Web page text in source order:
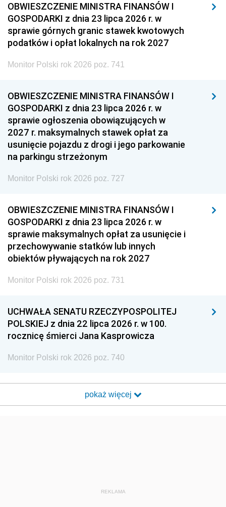
OBWIESZCZENIE MINISTRA FINANSÓW I
GOSPODARKI z dnia 23 lipca 2026 r. w
sprawie górnych granic stawek kwotowych
podatków i opłat lokalnych na rok 2027
Monitor Polski rok 2026 poz. 741
OBWIESZCZENIE MINISTRA FINANSÓW I
GOSPODARKI z dnia 23 lipca 2026 r. w
sprawie ogłoszenia obowiązujących w
2027 r. maksymalnych stawek opłat za
usunięcie pojazdu z drogi i jego parkowanie
na parkingu strzeżonym
Monitor Polski rok 2026 poz. 727
OBWIESZCZENIE MINISTRA FINANSÓW I
GOSPODARKI z dnia 23 lipca 2026 r. w
sprawie maksymalnych opłat za usunięcie i
przechowywanie statków lub innych
obiektów pływających na rok 2027
Monitor Polski rok 2026 poz. 731
UCHWAŁA SENATU RZECZYPOSPOLITEJ
POLSKIEJ z dnia 22 lipca 2026 r. w 100.
rocznicę śmierci Jana Kasprowicza
Monitor Polski rok 2026 poz. 740
pokaż więcej
REKLAMA